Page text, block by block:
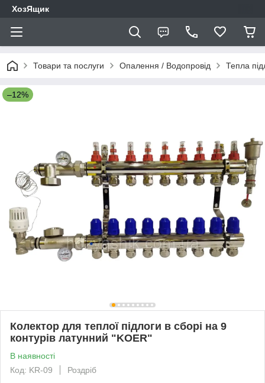
ХозЯщик
Товари та послуги Опалення / Водопровід Тепла
–12%
Колектор для теплої підлоги в сборі на 9
контурів латунний "KOER"
В наявності
Код: KR-09
Роздріб